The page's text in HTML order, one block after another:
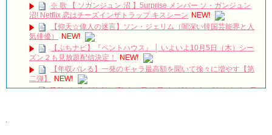
※ 歌 【 ソガンジュン 沼 】5urprise メンバー ソ・ガンジュン
沼! Netflix 恋はチーズインザトラップ キスシーン NEW!
【仰天☆偉人の迷言】ソン・ジェリム（闇深い韓国芸能界と人
気俳優）
NEW!
【ぷちナビ】『ペントハウス』 │ いよいよ10月5日（木）シー
ズン２も見放題配信決定！
NEW!
【年収バレる】一発のギャラ最高額を聞いて徐々に増やす【第
二弾】
NEW!
[3차 티저] 사랑 없는(?) 솔로들의 동거 리얼리티🔥 일상이 시트콤